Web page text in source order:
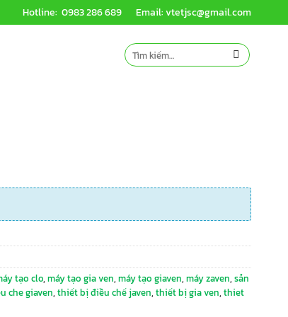
Hotline: 0983 286 689 Email: vtetjsc@gmail.com
Tìm
kiếm:
tạo clo,máy tạo gia ven,máy tạo giaven,máy zaven,sản
che giaven,thiết bị điều chế javen,thiết bị gia ven,thiet